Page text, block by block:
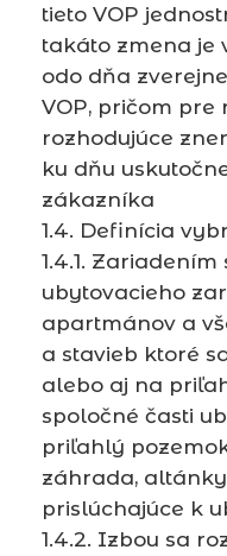
tieto VOP
takáto zmena je
odo dňa
VOP, pričom
rozhodujúce
ku dňu
zákazníka
1.4. Definícia
1.4.1.
ubytovacieho
apartmánov a
a stavieb ktoré
alebo aj na
spoločné časti
priľahlý
záhrada,
prislúchajúce k
1.4.2. Izbou sa